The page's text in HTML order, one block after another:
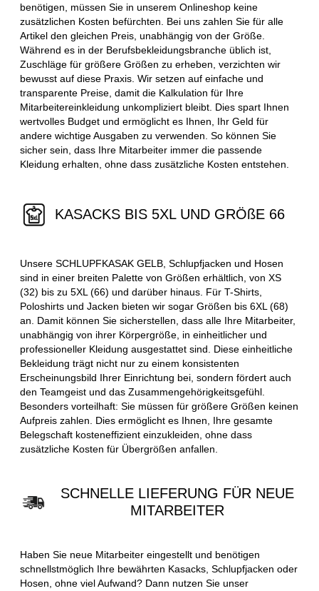
benötigen, müssen Sie in unserem Onlineshop keine
zusätzlichen Kosten befürchten. Bei uns zahlen Sie für alle
Artikel den gleichen Preis, unabhängig von der Größe.
Während es in der Berufsbekleidungsbranche üblich ist,
Zuschläge für größere Größen zu erheben, verzichten wir
bewusst auf diese Praxis. Wir setzen auf einfache und
transparente Preise, damit die Kalkulation für Ihre
Mitarbeitereinkleidung unkompliziert bleibt. Dies spart Ihnen
wertvolles Budget und ermöglicht es Ihnen, Ihr Geld für
andere wichtige Ausgaben zu verwenden. So können Sie
sicher sein, dass Ihre Mitarbeiter immer die passende
Kleidung erhalten, ohne dass zusätzliche Kosten entstehen.
KASACKS BIS 5XL UND GRÖßE 66
Unsere SCHLUPFKASAK GELB, Schlupfjacken und Hosen
sind in einer breiten Palette von Größen erhältlich, von XS
(32) bis zu 5XL (66) und darüber hinaus. Für T-Shirts,
Poloshirts und Jacken bieten wir sogar Größen bis 6XL (68)
an. Damit können Sie sicherstellen, dass alle Ihre Mitarbeiter,
unabhängig von ihrer Körpergröße, in einheitlicher und
professioneller Kleidung ausgestattet sind. Diese einheitliche
Bekleidung trägt nicht nur zu einem konsistenten
Erscheinungsbild Ihrer Einrichtung bei, sondern fördert auch
den Teamgeist und das Zusammengehörigkeitsgefühl.
Besonders vorteilhaft: Sie müssen für größere Größen keinen
Aufpreis zahlen. Dies ermöglicht es Ihnen, Ihre gesamte
Belegschaft kosteneffizient einzukleiden, ohne dass
zusätzliche Kosten für Übergrößen anfallen.
SCHNELLE LIEFERUNG FÜR NEUE
MITARBEITER
Haben Sie neue Mitarbeiter eingestellt und benötigen
schnellstmöglich Ihre bewährten Kasacks, Schlupfjacken oder
Hosen, ohne viel Aufwand? Dann nutzen Sie unser